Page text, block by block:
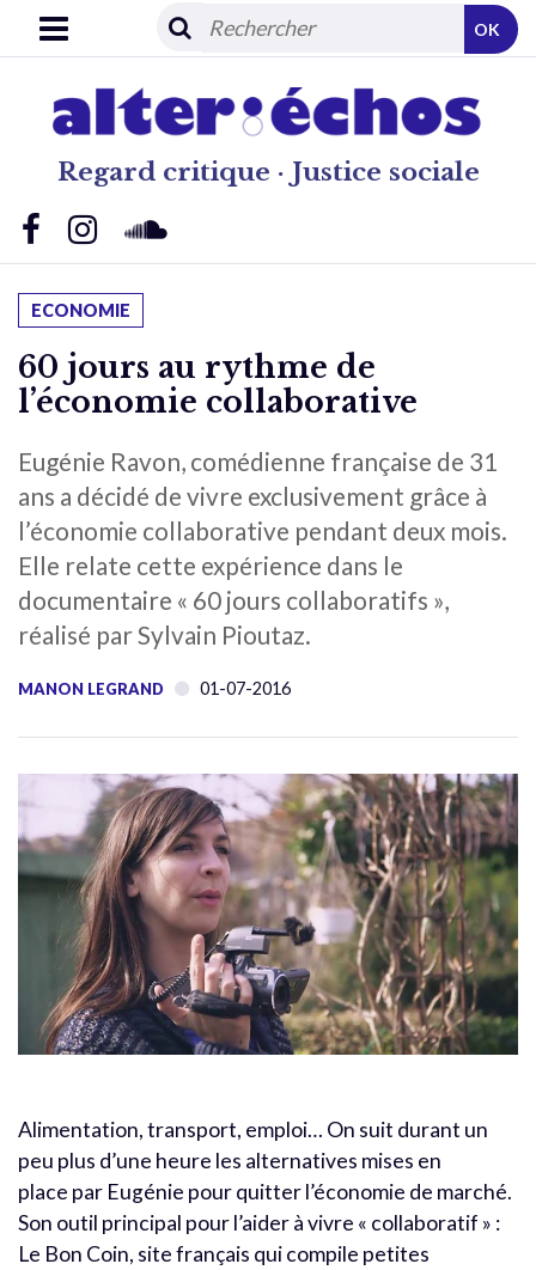
Regard critique · Justice sociale
OK
ECONOMIE
60 jours au rythme de
l’économie collaborative
Eugénie Ravon, comédienne française de 31
ans a décidé de vivre exclusivement grâce à
l’économie collaborative pendant deux mois.
Elle relate cette expérience dans le
documentaire « 60 jours collaboratifs »,
réalisé par Sylvain Pioutaz.
MANON LEGRAND 01-07-2016
Alimentation, transport, emploi… On suit durant un
peu plus d’une heure les alternatives mises en
place par Eugénie pour quitter l’économie de marché.
Son outil principal pour l’aider à vivre « collaboratif » :
Le Bon Coin, site français qui compile petites